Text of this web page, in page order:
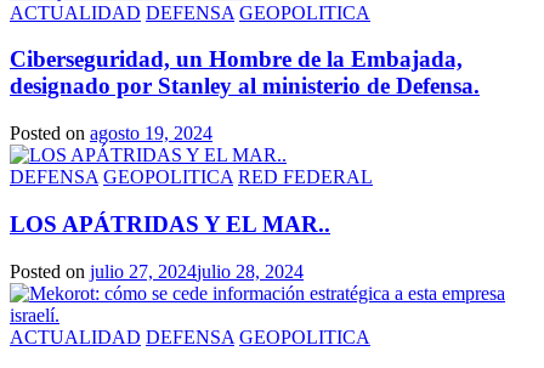
ACTUALIDAD DEFENSA GEOPOLITICA
Ciberseguridad, un Hombre de la Embajada,
designado por Stanley al ministerio de Defensa.
Posted on agosto 19, 2024
DEFENSA GEOPOLITICA RED FEDERAL
LOS APÁTRIDAS Y EL MAR..
Posted on julio 27, 2024julio 28, 2024
ACTUALIDAD DEFENSA GEOPOLITICA